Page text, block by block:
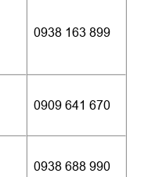
0938 163 899
0909 641 670
0938 688 990